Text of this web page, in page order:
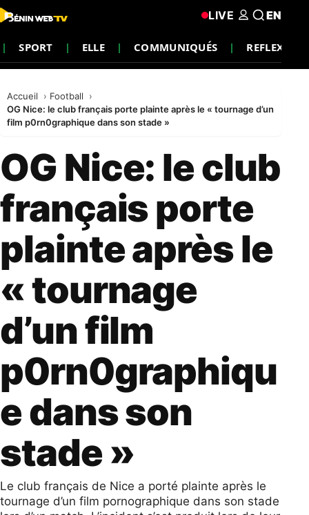
SPORT ELLE COMMUNIQUÉS REFLEXION
LIVE EN
Accueil
Football
OG Nice: le club français porte plainte après le « tournage d’un
film p0rn0graphique dans son stade »
OG Nice: le club
français porte
plainte après le
« tournage
d’un film
p0rn0graphiqu
e dans son
stade »
Le club français de Nice a porté plainte après le
tournage d’un film pornographique dans son stade